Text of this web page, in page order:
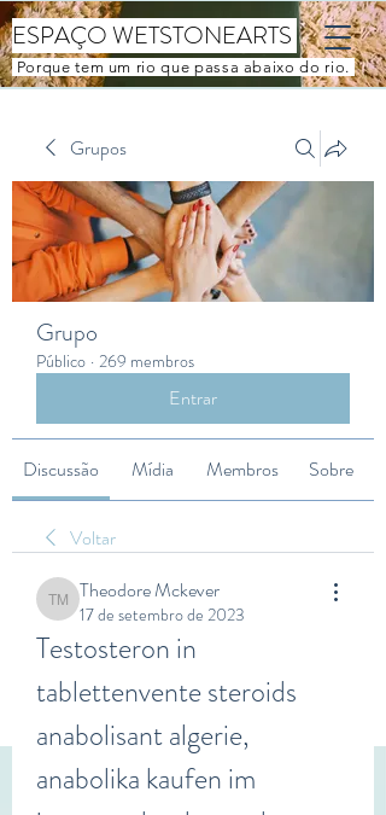
ESPAÇO WETSTONEARTS
Porque tem um rio que passa abaixo do rio.
Grupos
Grupo
Público · 269 membros
Entrar
Discussão Mídia Membros Sobre
Voltar
Theodore Mckever
Theodore Mckever
17 de setembro de 2023
Testosteron in
tablettenvente steroids
anabolisant algerie,
anabolika kaufen im